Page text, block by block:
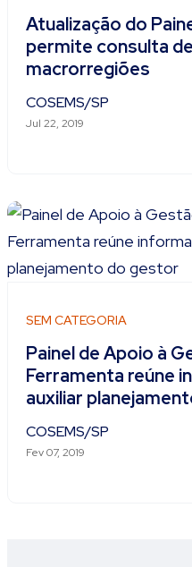
Atualização do
permite consulta de
macrorregiões
COSEMS/SP
Jul 22, 2019
SEM CATEGORIA
Painel de Apoio à
Ferramenta reúne
auxiliar
COSEMS/SP
Fev 07, 2019